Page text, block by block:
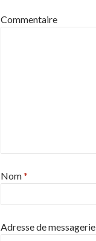
Commentaire
Nom*
Adresse de messagerie